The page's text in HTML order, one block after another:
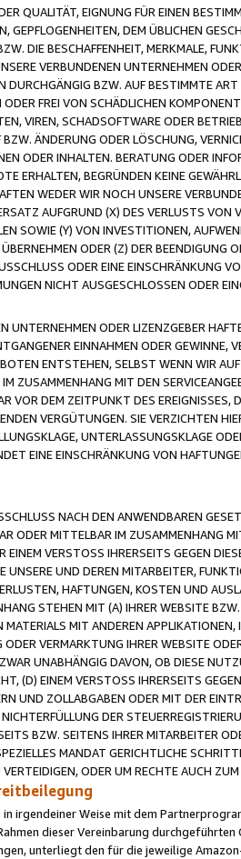
QUALITÄT, EIGNUNG FÜR EINEN
GEPFLOGENHEITEN, DEM ÜBLICHEN
DIE BESCHAFFENHEIT, MERKMALE,
VERBUNDENEN UNTERNEHMEN
DURCHGÄNGIG BZW. AUF BESTIMMTE
ODER FREI VON SCHÄDLICHEN
VIREN, SCHADSOFTWARE ODER
ÄNDERUNG ODER LÖSCHUNG,
ODER INHALTEN. BERATUNG ODER
ERHALTEN, BEGRÜNDEN KEINE
WEDER WIR NOCH UNSERE
AUFGRUND (X) DES VERLUSTS
SOWIE (Y) VON INVESTITIONEN,
ODER (Z) DER BEENDIGUNG
ODER EINE EINSCHRÄNKUNG
NICHT AUSGESCHLOSSEN ODER
UNTERNEHMEN ODER LIZENZGEBER
EINNAHMEN ODER GEWINNE,
ENTSTEHEN, SELBST WENN WIR
ZUSAMMENHANG MIT DEN
VOR DEM ZEITPUNKT DES
VERGÜTUNGEN. SIE VERZICHTEN
UNTERLASSUNGSKLAGE
EINE EINSCHRÄNKUNG VON
NACH DEN ANWENDBAREN
ODER MITTELBAR IM ZUSAMMENHANG
VERSTOSS IHRERSEITS GEGEN
UNSERE UND DEREN MITARBEITER,
HAFTUNGEN, KOSTEN UND
STEHEN MIT (A) IHRER WEBSITE
MATERIALS MIT ANDEREN
VERMARKTUNG IHRER WEBSITE
UNABHÄNGIG DAVON, OB DIESE
(D) EINEM VERSTOSS IHRERSEITS
UND ZOLLABGABEN ODER MIT DER
DER
BZW. SEITENS IHRER MITARBEITER
MANDAT GERICHTLICHE
ODER UM RECHTE AUCH
irgendeiner Weise mit dem
dieser Vereinbarung
unterliegt den für die jeweilige